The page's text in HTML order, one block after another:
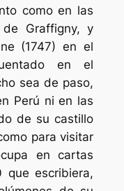
como en las
de Graffigny, y
(1747) en el
en el
sea de paso,
Perú ni en las
de su castillo
para visitar
en cartas
que escribiera,